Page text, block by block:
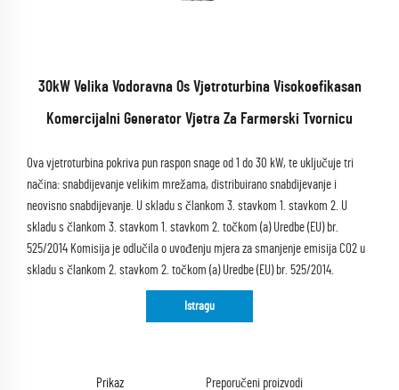
30kW Velika Vodoravna Os Vjetroturbina Visokoefikasan
Komercijalni Generator Vjetra Za Farmerski Tvornicu
Ova vjetroturbina pokriva pun raspon snage od 1 do 30 kW, te uključuje tri
načina: snabdijevanje velikim mrežama, distribuirano snabdijevanje i
neovisno snabdijevanje. U skladu s člankom 3. stavkom 1. stavkom 2. U
skladu s člankom 3. stavkom 1. stavkom 2. točkom (a) Uredbe (EU) br.
525/2014 Komisija je odlučila o uvođenju mjera za smanjenje emisija CO2 u
skladu s člankom 2. stavkom 2. točkom (a) Uredbe (EU) br. 525/2014.
Istragu
Prikaz Preporučeni proizvodi